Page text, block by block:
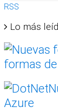
RSS
Lo más
formas
Azure